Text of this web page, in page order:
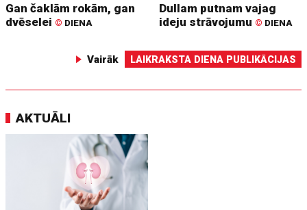
Gan čaklām rokām, gan
dvēselei © DIENA
Dullam putnam vajag
ideju strāvojumu © DIENA
Vairāk LAIKRAKSTA DIENA PUBLIKĀCIJAS
AKTUĀLI